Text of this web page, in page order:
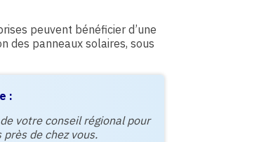
peuvent bénéficier d’une
des panneaux solaires, sous
:
votre conseil régional pour
de chez vous.